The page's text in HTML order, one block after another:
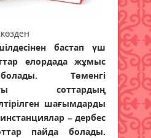
бастап үш
елордада жұмыс
Төменгі
соттардың
шағымдарды
– дербес
пайда болады.